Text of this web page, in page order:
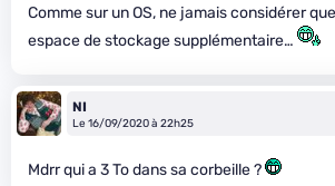
Comme sur un OS, ne jamais considérer
espace de stockage supplémentaire…
NI
Le 16/09/2020 à 22h25
Mdrr qui a 3 To dans sa corbeille ?